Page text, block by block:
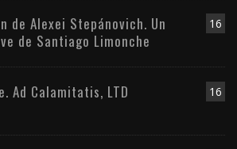
16
de Alexei Stepánovich. Un
de Santiago Limonche
16
Ad Calamitatis, LTD